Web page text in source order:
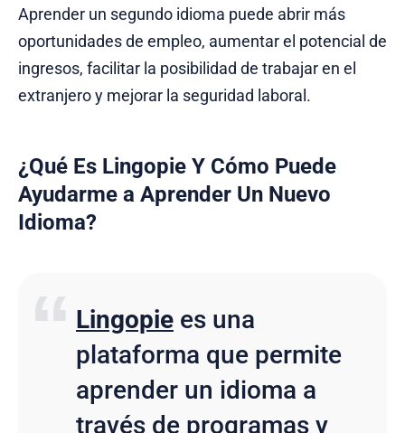
Aprender un segundo idioma puede abrir más
oportunidades de empleo, aumentar el potencial de
ingresos, facilitar la posibilidad de trabajar en el
extranjero y mejorar la seguridad laboral.
¿Qué Es Lingopie Y Cómo Puede
Ayudarme a Aprender Un Nuevo
Idioma?
Lingopie es una
plataforma que permite
aprender un idioma a
través de programas y